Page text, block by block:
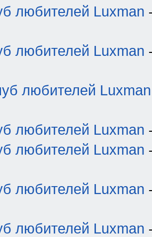
любителей Luxman
любителей Luxman
любителей Luxman
любителей Luxman
любителей Luxman
любителей Luxman
любителей Luxman